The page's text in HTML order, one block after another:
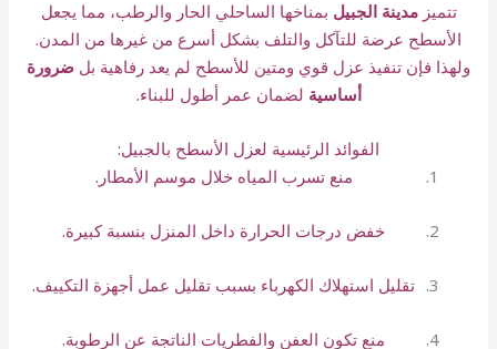
تتميزمدينة الجبيل بمناخها الساحلي الحار والرطب، مما يجعل
الأسطح عرضة للتآكل والتلف بشكل أسرع من غيرها من المدن.
ولهذا فإن تنفيذ عزل قوي ومتين للأسطح لم يعد رفاهية بل ضرورة
أساسية لضمان عمر أطول للبناء.
الفوائد الرئيسية لعزل الأسطح بالجبيل:
منع تسرب المياه خلال موسم الأمطار.
خفض درجات الحرارة داخل المنزل بنسبة كبيرة.
تقليل استهلاك الكهرباء بسبب تقليل عمل أجهزة التكييف.
منع تكون العفن والفطريات الناتجة عن الرطوبة.